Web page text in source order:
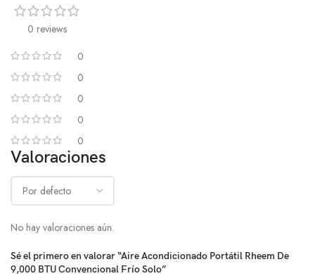
0 reviews
0
0
0
0
0
Valoraciones
No hay valoraciones aún.
Sé el primero en valorar “Aire Acondicionado Portátil Rheem De
9,000 BTU Convencional Frío Solo”